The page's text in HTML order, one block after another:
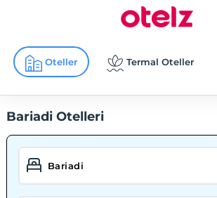
Oteller Termal Oteller
Bariadi Otelleri